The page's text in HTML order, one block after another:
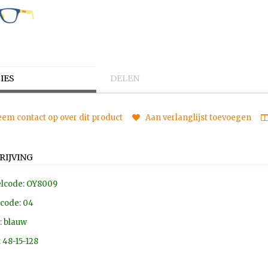
DELEN
contact op over dit product Aan verlanglijst toevoegen
OY8009
04
blauw
15-128